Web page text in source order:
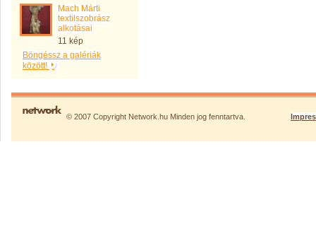
Mach Márti
textilszobrász
alkotásai
11 kép
Böngéssz a galériák
között!
© 2007 Copyright Network.hu Minden jog fenntartva.